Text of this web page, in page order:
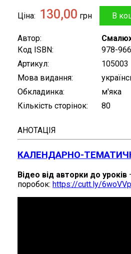
Ціна 130,00 грн
Автор
Код ISBN
978-
Артикул
105003
Мова видання
Обкладинка
м'яка
Кількість сторінок
80
АНОТАЦІЯ
КАЛЕНДАРНО-
Відео від авторки до уроків
поробок: https://cutt.ly/